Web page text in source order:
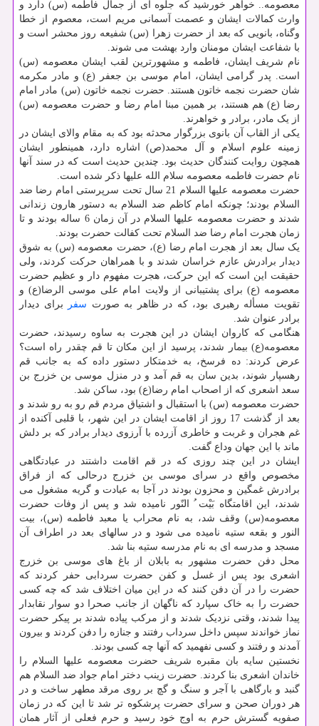
معصومه.. خواهر خورشید که جلوه ای از جمال فاطمه (س) دارد و
وارث کمالات ایشان و عصمت آسمانی مریم است، معصوم از خطا
وگناه، بانویی که بعد از حضرت زهرا (س) شفیعه روز محشر است و
با شفاعت ایشان مومنان وارد بهشت می شوند.
نام شریف ایشان، فاطمه و مشهورترین لقب ایشان معصومه (س)
است. پدر گرامی ایشان، امام موسی بن جعفر (ع) و مادر مکرمه
شان حضرت نجمه خاتون هستند. حضرت نجمه خاتون (س) مادر امام
رضا (ع) هم هستند، بر همین مبنا امام رضا و حضرت معصومه (س)
از یک مادر، برادر و خواهرند.
یکی از القاب آن بانوی بزرگوار محدثه بود که به مقام والای ایشان در
زمینه علوم اسلام و آل محمد(ص) اشاره دارد، همینطور ایشان
همچون روایت کنندگان حدیث بود. چندین حدیث است که در سند آنها
نام حضرت فاطمه معصومه سلام الله علیها ذکر شده است.
حضرت معصومه علیها السلام 21 سال تحت سرپرستی امام رضا ضد
السلام بودند؛ چونکه امام کاظم ضد السلام به دستور هارون زندانی
شدند و حضرت معصومه علیها السلام در آن زمان 6 ساله بودند و تا
زمان هجرت امام رضا ضد السلام تحت کفالت حضرت بودند.
یک سال بعد از هجرت امام رضا (ع)، حضرت معصومه (س) به شوق
دیدار برادرش عازم خراسان شدند و با همراهان حرکت کردند، ولی
حقیقت این است که این حرکت، هجرت مفهوم دار و عظیم حضرت
معصومه (ع) برای پشتیبانی از ولایت امام علی موسی الرضا(ع) و
تقویت مسأله رهبری بود، که در ظاهر به صورت سفر
برای دیدار
برادر عنوان شد.
هنگامی که کاروان ایشان در این هجرت به ساوه رسیدند، حضرت
معصومه(ع) بیمار شدند، پرسید از این مکان تا قم چقدر راه است؟
عرض کردند: ده فرسخ، به خدمتکار دستور داده که به جانب قم
رهسپار شوند، بدین سان به قم آمد و در منزل موسی بن خزرج بن
سعد اشعری که از اصحاب امام رضا(ع) بود، ساکن شد.
حضرت معصومه (س) با استقبال و اشتیاق مردم قم رو به رو شدند و
بعد از گذشت 17 روز از اقامت ایشان در این شهر، با قلبی آکنده از
غم هجران و غربت و خاطری آزرده با آرزوی دیدار برادر که بر دلش
ماند با این جهان وداع گفت.
ایشان در این چند روزی که در قم اقامت داشتند در عبادتگاهی
مخصوص واقع در سرای موسی بن خزرج درحالی که از فراق
برادرش غمگین و محزون بودند در آجا به عبادت و گریه مشغول می
شدند، این اقامتگاه بَیْت ُ النّور نامیده شد و پس از وفات حضرت
معصومه(س) وقف شد، به نام محراب یا معبد فاطمه (س)، بیت
النور و بقعه ستیه نامیده می شود و در سالهای بعد در اطراف آن
مسجد و مدرسه ای به نام مدرسه ستیه بنا شد.
محل دفن حضرت مشهور به بابلان از باغ های موسی بن خزرج
اشعری بود پس از غسل و کفن حضرت سردابی حفر کردند که
حضرت را در آن دفن کنند که در این میان اختلاف شد که چه کسی
حضرت را به خاک سپارد که ناگهان از جانب صحرا دو سوار نقابدار
پیدا شدند، وقتی نزدیک شدند و از مرکب پیاده شدند بر پیکر حضرت
نماز خواندند سپس داخل سرداب رفتند و جنازه را دفن کردند و بیرون
آمدند و رفتند و کسی نفهمید که آنها چه کسی بودند.
نخستین سایه بان مقبره شریف حضرت معصومه علیها السلام را
خاندان اشعری بنا کردند. حضرت زینب دختر امام جواد ضد السلام هم
گنبد و بارگاهی با آجر و سنگ و گچ بر روی مرقد مطهر ساخت و در
هر دوران صحن و سرای حضرت پرشکوه تر شد تا این که در زمان
صفویه گسترش حرم به اوج خود رسید و حرم فعلی از آثار همان